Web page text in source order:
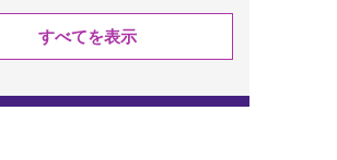
すべてを表示